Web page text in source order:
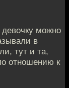
девочку можно
в
тут и та,
отношению к